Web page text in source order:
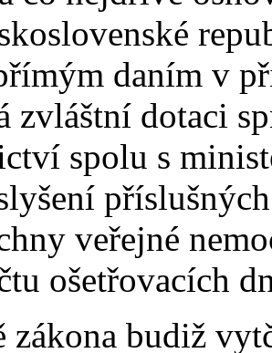
daním v
zvláštní dotaci
spolu s
veřejné
ošetřovacích
zákona budiž